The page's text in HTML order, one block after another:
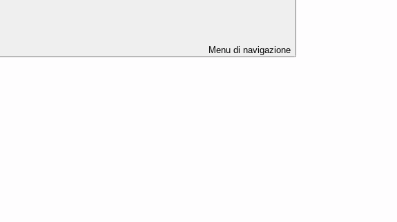
Menu di navigazione